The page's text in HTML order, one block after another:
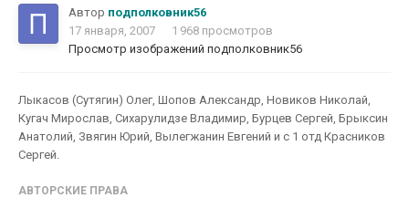
Автор подполковник56
17 января, 2007
1 968 просмотров
Просмотр изображений подполковник56
Лыкасов (Сутягин) Олег, Шопов Александр, Новиков Николай,
Кугач Мирослав, Сихарулидзе Владимир, Бурцев Сергей, Брыксин
Анатолий, Звягин Юрий, Вылегжанин Евгений и с 1 отд Красников
Сергей.
АВТОРСКИЕ ПРАВА